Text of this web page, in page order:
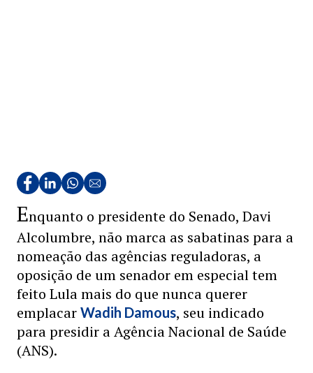
Enquanto o presidente do Senado, Davi
Alcolumbre, não marca as sabatinas para a
nomeação das agências reguladoras, a
oposição de um senador em especial tem
feito Lula mais do que nunca querer
emplacar Wadih Damous, seu indicado
para presidir a Agência Nacional de Saúde
(ANS).